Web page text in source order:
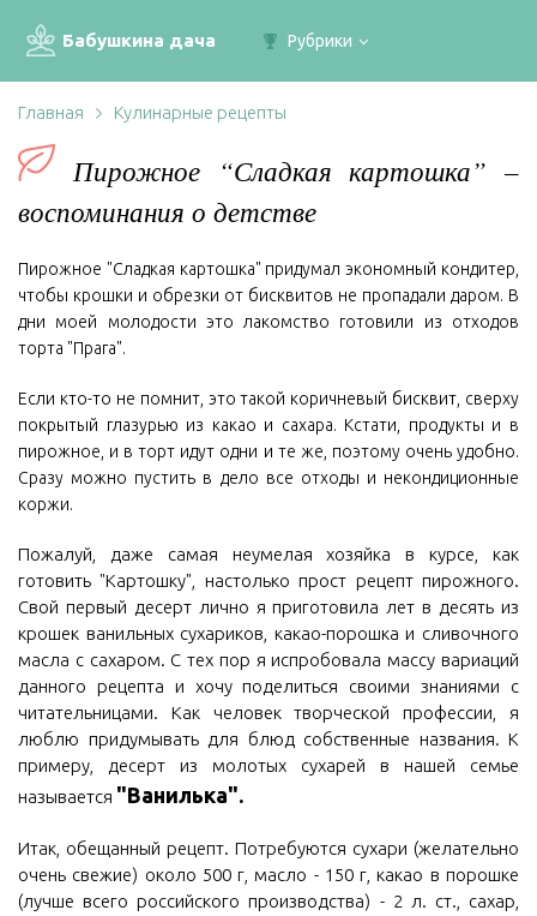
Бабушкина дача Рубрики
Главная Кулинарные рецепты
Пирожное “Сладкая картошка” –
воспоминания о детстве
Пирожное "Сладкая картошка" придумал экономный кондитер,
чтобы крошки и обрезки от бисквитов не пропадали даром. В
дни моей молодости это лакомство готовили из отходов
торта "Прага".
Если кто-то не помнит, это такой коричневый бисквит, сверху
покрытый глазурью из какао и сахара. Кстати, продукты и в
пирожное, и в торт идут одни и те же, поэтому очень удобно.
Сразу можно пустить в дело все отходы и некондиционные
коржи.
Пожалуй, даже самая неумелая хозяйка в курсе, как
готовить "Картошку", настолько прост рецепт пирожного.
Свой первый десерт лично я приготовила лет в десять из
крошек ванильных сухариков, какао-порошка и сливочного
масла с сахаром. С тех пор я испробовала массу вариаций
данного рецепта и хочу поделиться своими знаниями с
читательницами. Как человек творческой профессии, я
люблю придумывать для блюд собственные названия. К
примеру, десерт из молотых сухарей в нашей семье
называется "Ванилька".
Итак, обещанный рецепт. Потребуются сухари (желательно
очень свежие) около 500 г, масло - 150 г, какао в порошке
(лучше всего российского производства) - 2 л. ст., сахар,